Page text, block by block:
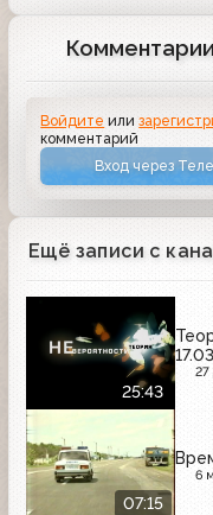
Комментарии
Войдите или
комментарий
Вход через
Ещё записи с
25:43
27
07:15
6